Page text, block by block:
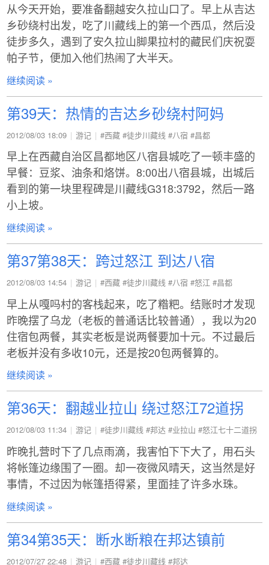
从今天开始，要准备翻越安久拉山口了。早上从吉达
乡砂绕村出发，吃了川藏线上的第一个西瓜，然后没
徒步多久，遇到了安久拉山脚果拉村的藏民们庆祝耍
帕子节，便加入他们热闹了大半天。
继续阅读 »
第39天：热情的吉达乡砂绕村阿妈
2012/08/03 18:09 游记 #西藏 #徒步川藏线 #八宿 #昌都
早上在西藏自治区昌都地区八宿县城吃了一顿丰盛的
早餐：豆浆、油条和烙饼。8:00出八宿县城，出城后
看到的第一块里程碑是川藏线G318:3792，然后一路
小上坡。
继续阅读 »
第37第38天：跨过怒江 到达八宿
2012/08/03 14:54 游记 #西藏 #徒步川藏线 #八宿 #怒江 #昌都
早上从嘎吗村的客栈起来，吃了糌粑。结账时才发现
昨晚摆了乌龙（老板的普通话比较普通），我以为20
住宿包两餐，其实老板是说两餐要加十元。不过最后
老板并没有多收10元，还是按20包两餐算的。
继续阅读 »
第36天：翻越业拉山 绕过怒江72道拐
2012/08/03 11:34 游记 #徒步川藏线 #邦达 #业拉山 #怒江七十二道拐
昨晚扎营时下了几点雨滴，我害怕下下大了，用石头
将帐篷边缘围了一圈。却一夜微风晴天，这当然是好
事情，不过因为帐篷捂得紧，里面挂了许多水珠。
继续阅读 »
第34第35天：断水断粮在邦达镇前
2012/07/27 22:48 游记 #西藏 #徒步川藏线 #邦达